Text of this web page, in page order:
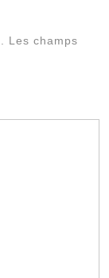
Les champs